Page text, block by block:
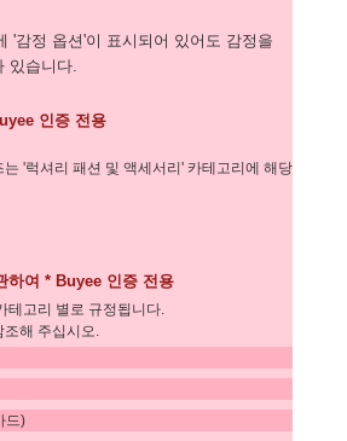
'감정 옵션'이 표시되어 있어도 감정을
있습니다.
인증 전용
'럭셔리 패션 및 액세서리' 카테고리에 해당
하여 * Buyee 인증 전용
테고리 별로 규정됩니다.
해 주십시오.
드)